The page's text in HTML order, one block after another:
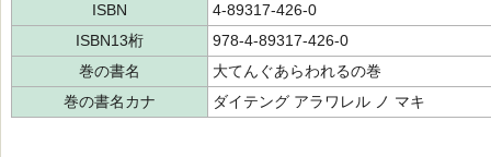
ISBN
4-89317-426-0
ISBN13桁
978-4-89317-426-0
巻の書名
大てんぐあらわれるの巻
巻の書名カナ
ダイテング アラワレル ノ マキ